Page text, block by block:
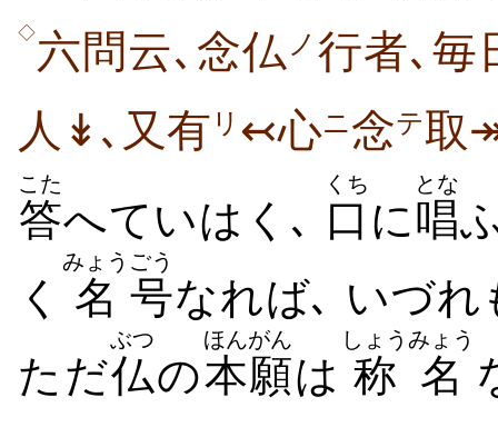
◇六問云､念仏 ノ 行者､毎
人↡､又有 リ ↢心ニ念テ取
答
こた
へていはく､ 口
くち
に唱
とな
く
名
みょう
号
ごう
なれば､ いづれ
ただ仏
ぶつ
の本願
ほんがん
は 称名
しょうみょう